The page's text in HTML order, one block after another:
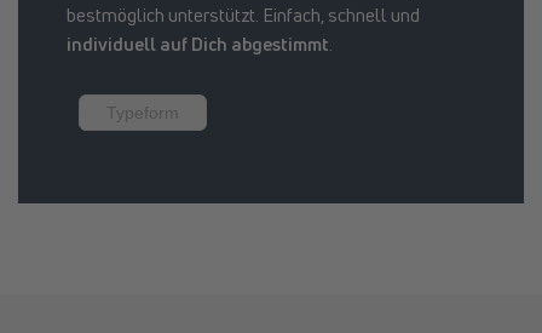
bestmöglich unterstützt. Einfach, schnell und
individuell auf Dich abgestimmt
Typeform